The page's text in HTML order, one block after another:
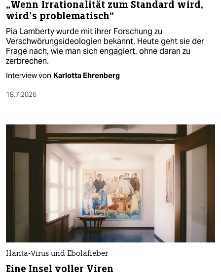
„Wenn Irrationalität zum Standard wird,
wird’s problematisch“
Pia Lamberty wurde mit ihrer Forschung zu
Verschwörungsideologien bekannt. Heute geht sie der
Frage nach, wie man sich engagiert, ohne daran zu
zerbrechen.
Interview von Karlotta Ehrenberg
18.7.2026
Hanta-Virus und Ebolafieber
Eine Insel voller Viren